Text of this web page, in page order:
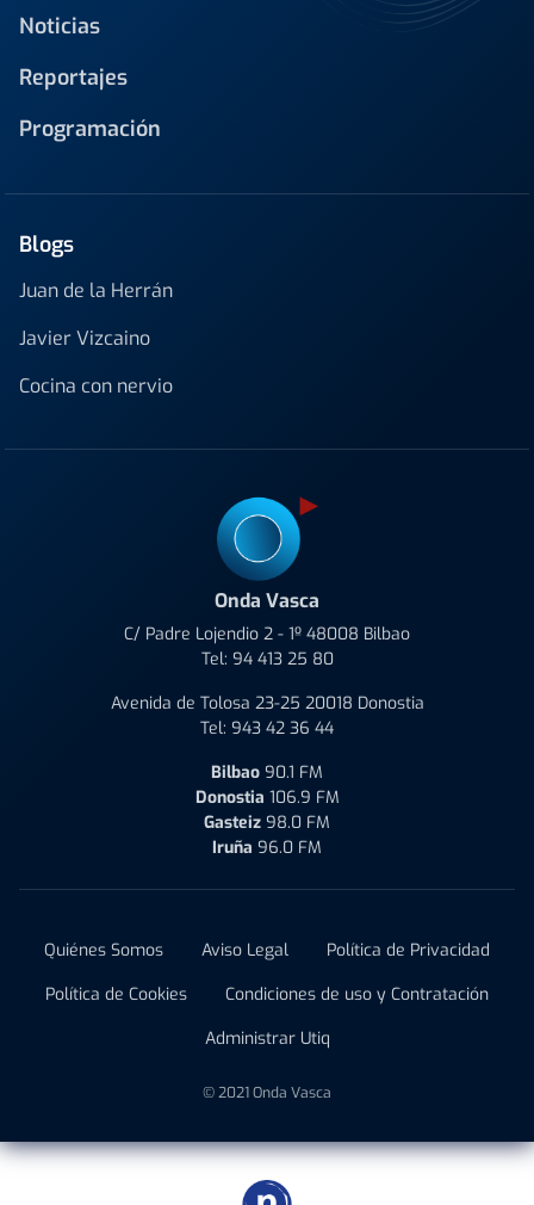
Noticias
Reportajes
Programación
Blogs
Juan de la Herrán
Javier Vizcaino
Cocina con nervio
Onda Vasca
C/ Padre Lojendio 2 - 1º 48008 Bilbao
Tel: 94 413 25 80
Avenida de Tolosa 23-25 20018 Donostia
Tel: 943 42 36 44
Bilbao 90.1 FM
Donostia 106.9 FM
Gasteiz 98.0 FM
Iruña 96.0 FM
Quiénes Somos Aviso Legal
Política de Privacidad
Política de Cookies
Condiciones de uso y Contratación
Administrar Utiq
© 2021 Onda Vasca